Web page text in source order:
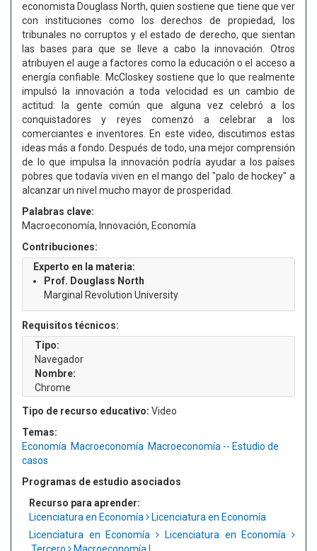
economista Douglass North, quien sostiene que tiene que ver
con instituciones como los derechos de propiedad, los
tribunales no corruptos y el estado de derecho, que sientan
las bases para que se lleve a cabo la innovación. Otros
atribuyen el auge a factores como la educación o el acceso a
energía confiable. McCloskey sostiene que lo que realmente
impulsó la innovación a toda velocidad es un cambio de
actitud: la gente común que alguna vez celebró a los
conquistadores y reyes comenzó a celebrar a los
comerciantes e inventores. En este video, discutimos estas
ideas más a fondo. Después de todo, una mejor comprensión
de lo que impulsa la innovación podría ayudar a los países
pobres que todavía viven en el mango del "palo de hockey" a
alcanzar un nivel mucho mayor de prosperidad.
Palabras clave:
Macroeconomía, Innovación, Economía
Contribuciones:
Experto en la materia:
Prof. Douglass North
Marginal Revolution University
Requisitos técnicos:
Tipo:
Navegador
Nombre:
Chrome
Tipo de recurso educativo: Video
Temas:
Economía Macroeconomía Macroeconomía -- Estudio de
casos
Programas de estudio asociados
Recurso para aprender:
Licenciatura en Economía
Licenciatura en Economía
Licenciatura en Economía
Licenciatura en Economía